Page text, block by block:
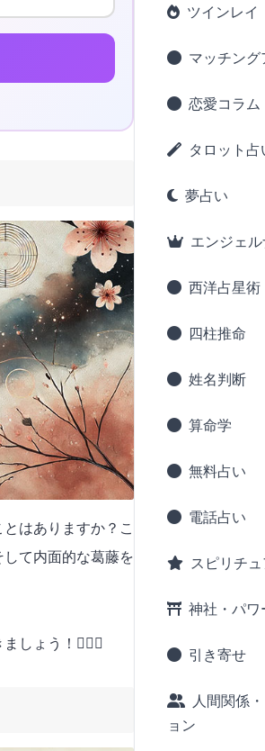
はありますか？こ
て内面的な葛藤を
しょう！🕵️‍♂️✨
ツインレイ
マッチング
恋愛コラム
タロット占
夢占い
エンジェ
西洋占星術
四柱推命
姓名判断
算命学
無料占い
電話占い
スピリチ
神社・パワ
引き寄せ
人間関係
ョン